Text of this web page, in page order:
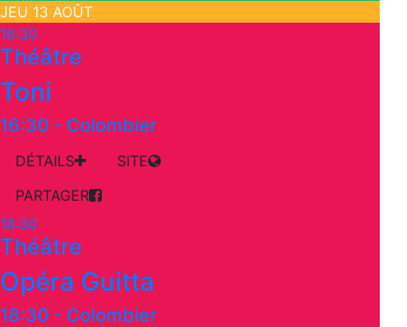
JEU 13 AOÛT
16:30
Théâtre
Toni
16:30 - Colombier
DÉTAILS
SITE
PARTAGER
18:30
Théâtre
Opéra Guitta
18:30 - Colombier